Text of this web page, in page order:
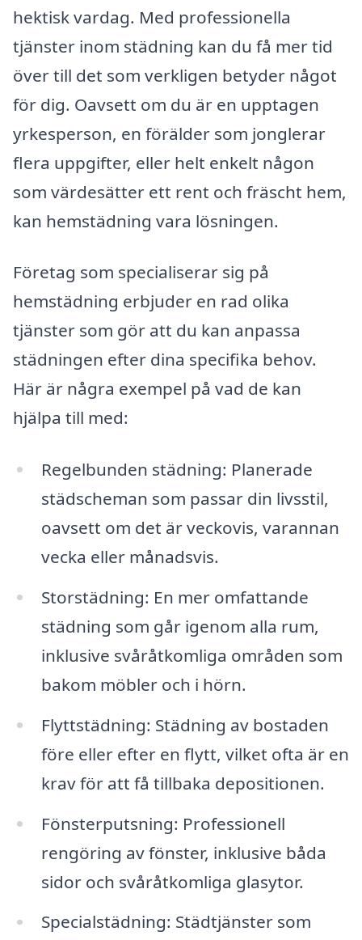
hektisk vardag. Med professionella
tjänster inom städning kan du få mer tid
över till det som verkligen betyder något
för dig. Oavsett om du är en upptagen
yrkesperson, en förälder som jonglerar
flera uppgifter, eller helt enkelt någon
som värdesätter ett rent och fräscht hem,
kan hemstädning vara lösningen.
Företag som specialiserar sig på
hemstädning erbjuder en rad olika
tjänster som gör att du kan anpassa
städningen efter dina specifika behov.
Här är några exempel på vad de kan
hjälpa till med:
Regelbunden städning: Planerade
städscheman som passar din livsstil,
oavsett om det är veckovis, varannan
vecka eller månadsvis.
Storstädning: En mer omfattande
städning som går igenom alla rum,
inklusive svåråtkomliga områden som
bakom möbler och i hörn.
Flyttstädning: Städning av bostaden
före eller efter en flytt, vilket ofta är en
krav för att få tillbaka depositionen.
Fönsterputsning: Professionell
rengöring av fönster, inklusive båda
sidor och svåråtkomliga glasytor.
Specialstädning: Städtjänster som